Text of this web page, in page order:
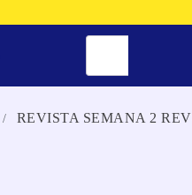
REVISTA SEMANA 2